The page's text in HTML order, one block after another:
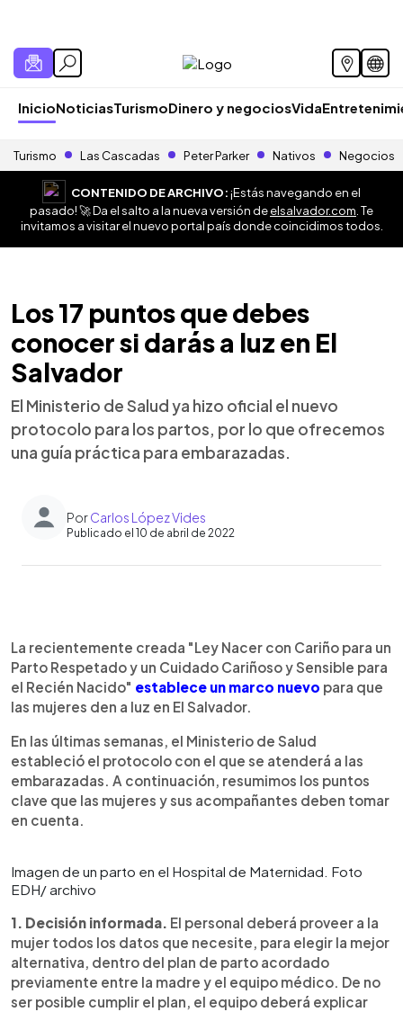
InicioNoticiasTurismoDinero y negociosVida
Turismo Las Cascadas Peter Parker Nativos Negocios
CONTENIDO DE ARCHIVO:¡Estás navegando en el
pasado! 🚀 Da el salto a la nueva versión deelsalvador.com . Te
invitamos a visitar el nuevo portal país donde coincidimos todos.
Los 17 puntos que debes
conocer si darás a luz en El
Salvador
El Ministerio de Salud ya hizo oficial el nuevo
protocolo para los partos, por lo que ofrecemos
una guía práctica para embarazadas.
PorCarlos López Vides
Publicado el 10 de abril de 2022
► Escuchar artículo
La recientemente creada "Ley Nacer con Cariño para un
Parto Respetado y un Cuidado Cariñoso y Sensible para
el Recién Nacido" establece un marco nuevo para que
las mujeres den a luz en El Salvador.
En las últimas semanas, el Ministerio de Salud
estableció el protocolo con el que se atenderá a las
embarazadas. A continuación, resumimos los puntos
clave que las mujeres y sus acompañantes deben tomar
en cuenta.
Imagen de un parto en el Hospital de Maternidad. Foto
EDH/ archivo
1. Decisión informada. El personal deberá proveer a la
mujer todos los datos que necesite, para elegir la mejor
alternativa, dentro del plan de parto acordado
previamente entre la madre y el equipo médico. De no
ser posible cumplir el plan, el equipo deberá explicar